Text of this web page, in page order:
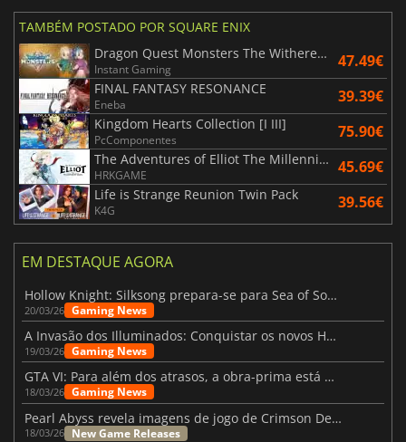
TAMBÉM POSTADO POR SQUARE ENIX
Dragon Quest Monsters The Withered World
Instant Gaming 47.49€
FINAL FANTASY RESONANCE
Eneba 39.39€
Kingdom Hearts Collection [I III]
PcComponentes 75.90€
The Adventures of Elliot The Millennium Tales
HRKGAME 45.69€
Life is Strange Reunion Twin Pack
K4G 39.56€
EM DESTAQUE AGORA
Hollow Knight: Silksong prepara-se para Sea of Sorrow com um patch
20/03/26 Gaming News
A Invasão dos Illuminados: Conquistar os novos Helldivers 2 Atualização!
19/03/26 Gaming News
GTA VI: Para além dos atrasos, a obra-prima está quase a chegar
18/03/26 Gaming News
Pearl Abyss revela imagens de jogo de Crimson Desert para a PS5
18/03/26 New Game Releases